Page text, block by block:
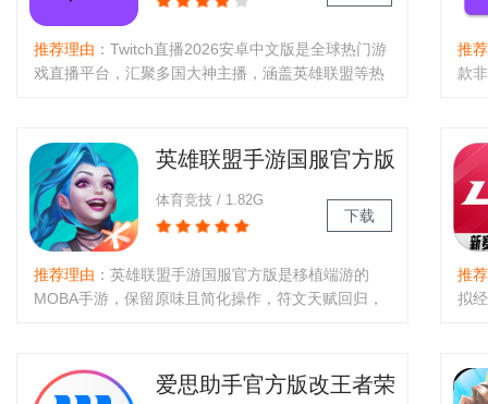
推荐理由 ：Twitch直播2026安卓中文版是全球热门游
戏直播平台，汇聚多国大神主播，涵盖英雄联盟等热
助你从小白变高手，免费体验丰..
推
款
他
英雄联盟手游国服官方版
体育竞技 / 1.82G
下载
推荐理由 ：英雄联盟手游国服官方版是移植端游的
MOBA手游，保留原味且简化操作，符文天赋回归，
完成热血作战，重拾青春回忆。..
推
拟
最
爱思助手官方版改王者荣